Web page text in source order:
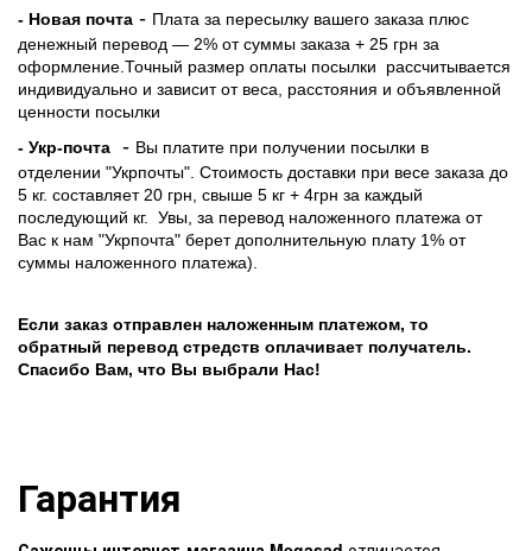
- Новая почта - Плата за пересылку вашего заказа плюс
денежный перевод — 2% от суммы заказа + 25 грн за
оформление.Точный размер оплаты посылки рассчитывается
индивидуально и зависит от веса, расстояния и объявленной
ценности посылки
- Укр-почта
- Вы платите при получении посылки в
отделении "Укрпочты". Стоимость доставки при весе заказа до
5 кг. составляет 20 грн, свыше 5 кг + 4грн за каждый
последующий кг. Увы, за перевод наложенного платежа от
Вас к нам "Укрпочта" берет дополнительную плату 1% от
суммы наложенного платежа).
Если заказ отправлен наложенным платежом, то
обратный перевод стредств оплачивает получатель.
Спасибо Вам, что Вы выбрали Нас!
Гарантия